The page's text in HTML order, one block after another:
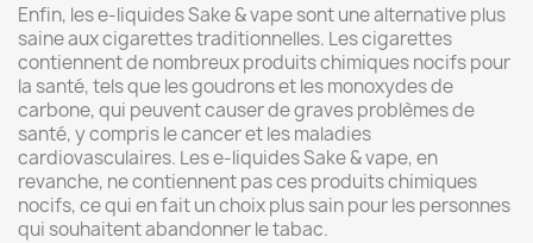
Enfin, les e-liquides Sake & vape sont une alternative plus
saine aux cigarettes traditionnelles. Les cigarettes
contiennent de nombreux produits chimiques nocifs pour
la santé, tels que les goudrons et les monoxydes de
carbone, qui peuvent causer de graves problèmes de
santé, y compris le cancer et les maladies
cardiovasculaires. Les e-liquides Sake & vape, en
revanche, ne contiennent pas ces produits chimiques
nocifs, ce qui en fait un choix plus sain pour les personnes
qui souhaitent abandonner le tabac.